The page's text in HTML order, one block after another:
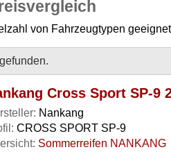
von Fahrzeugtypen
Cross Sport SP-9
Nankang
CROSS SPORT SP-9
Sommerreifen NANKANG